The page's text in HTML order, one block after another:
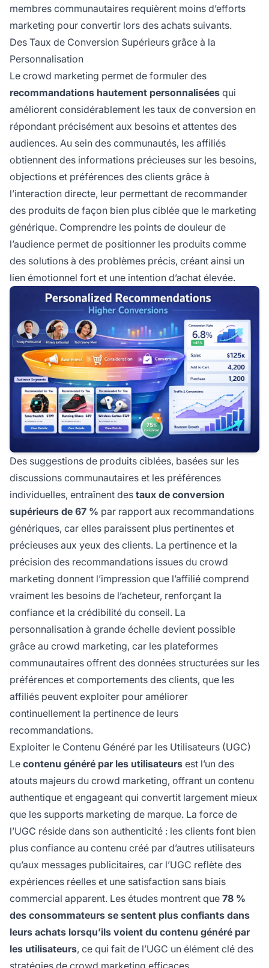
membres communautaires requièrent moins d’efforts
marketing pour convertir lors des achats suivants.
Des Taux de Conversion Supérieurs grâce à la
Personnalisation
Le crowd marketing permet de formuler des
recommandations hautement personnalisées qui
améliorent considérablement les taux de conversion en
répondant précisément aux besoins et attentes des
audiences. Au sein des communautés, les affiliés
obtiennent des informations précieuses sur les besoins,
objections et préférences des clients grâce à
l’interaction directe, leur permettant de recommander
des produits de façon bien plus ciblée que le marketing
générique. Comprendre les points de douleur de
l’audience permet de positionner les produits comme
des solutions à des problèmes précis, créant ainsi un
lien émotionnel fort et une intention d’achat élevée.
Des suggestions de produits ciblées, basées sur les
discussions communautaires et les préférences
individuelles, entraînent des taux de conversion
supérieurs de 67 % par rapport aux recommandations
génériques, car elles paraissent plus pertinentes et
précieuses aux yeux des clients. La pertinence et la
précision des recommandations issues du crowd
marketing donnent l’impression que l’affilié comprend
vraiment les besoins de l’acheteur, renforçant la
confiance et la crédibilité du conseil. La
personnalisation à grande échelle devient possible
grâce au crowd marketing, car les plateformes
communautaires offrent des données structurées sur les
préférences et comportements des clients, que les
affiliés peuvent exploiter pour améliorer
continuellement la pertinence de leurs
recommandations.
Exploiter le Contenu Généré par les Utilisateurs (UGC)
Le contenu généré par les utilisateurs est l’un des
atouts majeurs du crowd marketing, offrant un contenu
authentique et engageant qui convertit largement mieux
que les supports marketing de marque. La force de
l’UGC réside dans son authenticité : les clients font bien
plus confiance au contenu créé par d’autres utilisateurs
qu’aux messages publicitaires, car l’UGC reflète des
expériences réelles et une satisfaction sans biais
commercial apparent. Les études montrent que 78 %
des consommateurs se sentent plus confiants dans
leurs achats lorsqu’ils voient du contenu généré par
les utilisateurs, ce qui fait de l’UGC un élément clé des